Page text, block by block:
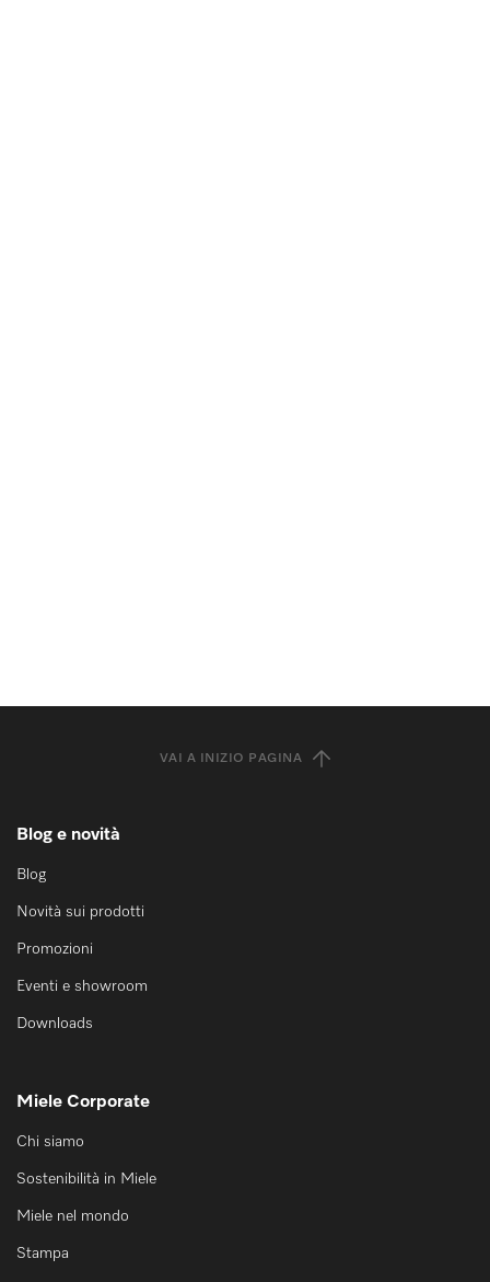
VAI A INIZIO PAGINA
Blog e novità
Blog
Novità sui prodotti
Promozioni
Eventi e showroom
Downloads
Miele Corporate
Chi siamo
Sostenibilità in Miele
Miele nel mondo
Stampa